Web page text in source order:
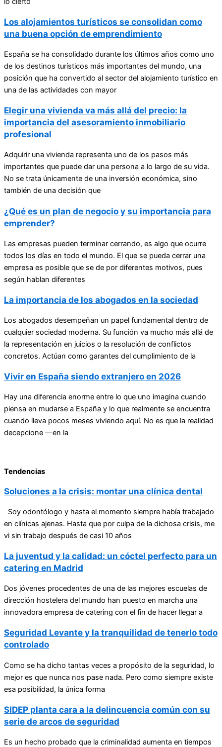
Los alojamientos turísticos se consolidan como
una buena opción de emprendimiento
España se ha consolidado durante los últimos años como uno
de los destinos turísticos más importantes del mundo, una
posición que ha convertido al sector del alojamiento turístico en
una de las actividades con mayor
Elegir una vivienda va más allá del precio: la
importancia del asesoramiento inmobiliario
profesional
Adquirir una vivienda representa uno de los pasos más
importantes que puede dar una persona a lo largo de su vida.
No se trata únicamente de una inversión económica, sino
también de una decisión que
¿Qué es un plan de negocio y su importancia para
emprender?
Las empresas pueden terminar cerrando, es algo que ocurre
todos los días en todo el mundo. El que se pueda cerrar una
empresa es posible que se de por diferentes motivos, pues
según hablan diferentes
La importancia de los abogados en la sociedad
Los abogados desempeñan un papel fundamental dentro de
cualquier sociedad moderna. Su función va mucho más allá de
la representación en juicios o la resolución de conflictos
concretos. Actúan como garantes del cumplimiento de la
Vivir en España siendo extranjero en 2026
Hay una diferencia enorme entre lo que uno imagina cuando
piensa en mudarse a España y lo que realmente se encuentra
cuando lleva pocos meses viviendo aquí. No es que la realidad
decepcione —en la
Tendencias
Soluciones a la crisis: montar una clínica dental
Soy odontólogo y hasta el momento siempre había trabajado
en clínicas ajenas. Hasta que por culpa de la dichosa crisis, me
vi sin trabajo después de casi 10 años
La juventud y la calidad: un cóctel perfecto para un
catering en Madrid
Dos jóvenes procedentes de una de las mejores escuelas de
dirección hostelera del mundo han puesto en marcha una
innovadora empresa de catering con el fin de hacer llegar a
Seguridad Levante y la tranquilidad de tenerlo todo
controlado
Como se ha dicho tantas veces a propósito de la seguridad, lo
mejor es que nunca nos pase nada. Pero como siempre existe
esa posibilidad, la única forma
SIDEP planta cara a la delincuencia común con su
serie de arcos de seguridad
Es un hecho probado que la criminalidad aumenta en tiempos